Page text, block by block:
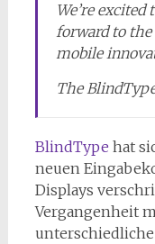
We’re
forward to
mobile
The
BlindType hat
neuen
Displays
Vergangenheit